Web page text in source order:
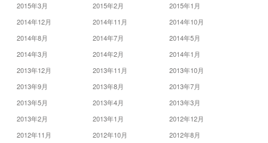
2015年3月
2015年2月
2015年1月
2014年12月
2014年11月
2014年10月
2014年8月
2014年7月
2014年5月
2014年3月
2014年2月
2014年1月
2013年12月
2013年11月
2013年10月
2013年9月
2013年8月
2013年7月
2013年5月
2013年4月
2013年3月
2013年2月
2013年1月
2012年12月
2012年11月
2012年10月
2012年8月